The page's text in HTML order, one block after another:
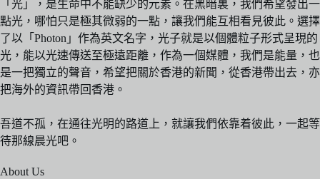
「光」，是生命中不能缺少的元素。在黑暗裏，我們希望發出一
點光，哪怕只是極其微弱的一點，讓我們能互相看見彼此。選擇
了以「Photon」作為英文名字，光子就是以個體粒子形式呈現的
光，能以光速傳送至極遠距離，作為一個媒體，我們是能量，也
是一把獨立的聲音，希望把關於香港的新聞，從香港帶出去，亦
把海外的資訊帶回香港。
吾道不孤，在通往光明的路道上，就讓我們依靠着彼此，一起等
待那線晨光吧。
About Us